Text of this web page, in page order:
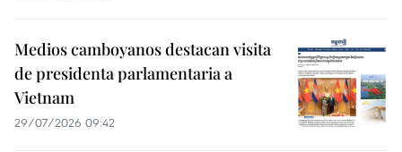
Medios camboyanos destacan visita
de presidenta parlamentaria a
Vietnam
29/07/2026 09:42